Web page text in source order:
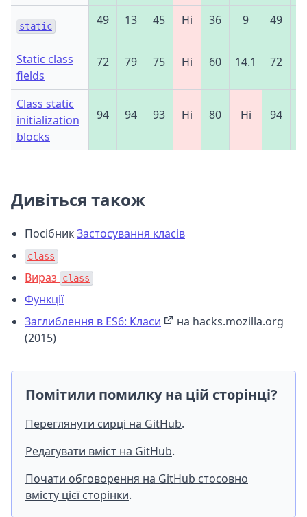
static 49 13 45 Ні 36 9 49
Static class
fields
72 79 75 Ні 60 14.1 72
Class static
initialization
blocks
94 94 93 Ні 80 Ні 94
Дивіться також
ПосібникЗастосування класів
class
Вираз class
Функції
Заглиблення в ES6: Класи
на hacks.mozilla.org
(2015)
Помітили помилку на цій сторінці?
Переглянути сирці на GitHub.
Редагувати вміст на GitHub.
Почати обговорення на GitHub стосовно
вмісту цієї сторінки.